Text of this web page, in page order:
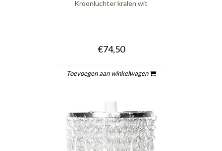
Kroonluchter kralen wit
€74,50
Toevoegen aan winkelwagen